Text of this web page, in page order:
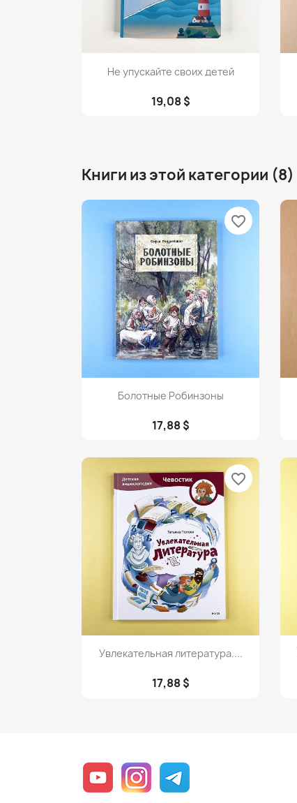
Просмотр
Не упускайте своих детей
19,08 $
Книги из этой категории (8)
Просмотр
Болотные Робинзоны
17,88 $
favorite_border
Просмотр
Увлекательная литература....
17,88 $
favorite_border
YouTube Instagram